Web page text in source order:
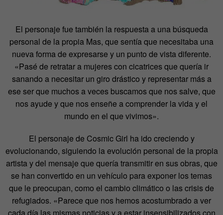
El personaje fue también la respuesta a una búsqueda
personal de la propia Mas, que sentía que necesitaba una
nueva forma de expresarse y un punto de vista diferente.
«Pasé de retratar a mujeres con cicatrices que quería ir
sanando a necesitar un giro drástico y representar más a
ese ser que muchos a veces buscamos que nos salve, que
nos ayude y que nos enseñe a comprender la vida y el
mundo en el que vivimos».
El personaje de Cosmic Girl ha ido creciendo y
evolucionando, siguiendo la evolución personal de la propia
artista y del mensaje que quería transmitir en sus obras, que
se han convertido en un vehículo para exponer los temas
que le preocupan, como el cambio climático o las crisis de
refugiados. «Parece que nos hemos acostumbrado a ver
cada día las mismas noticias y a estar insensibilizados con